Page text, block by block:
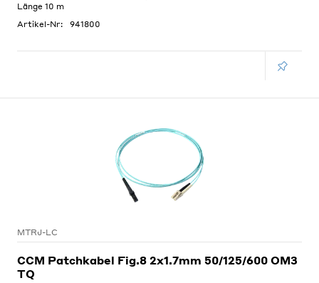
Länge 10 m
Artikel-Nr:
941800
MTRJ-LC
CCM Patchkabel Fig.8 2x1.7mm 50/125/600 OM3
TQ